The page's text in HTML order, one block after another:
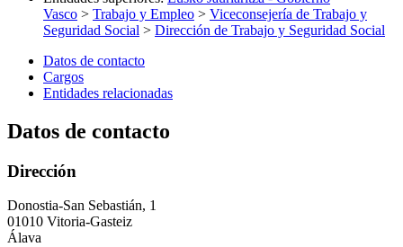
Vasco > Trabajo y Empleo > Viceconsejería de Trabajo y
Seguridad Social > Dirección de Trabajo y Seguridad Social
Datos de contacto
Cargos
Entidades relacionadas
Datos de contacto
Dirección
Donostia-San Sebastián, 1
01010 Vitoria-Gasteiz
Álava